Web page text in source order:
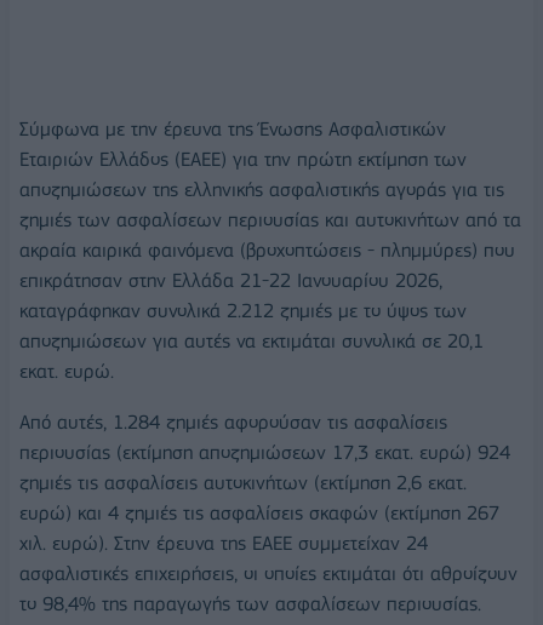
Σύμφωνα με την έρευνα της Ένωσης Ασφαλιστικών
Εταιριών Ελλάδος (ΕΑΕΕ) για την πρώτη εκτίμηση των
αποζημιώσεων της ελληνικής ασφαλιστικής αγοράς για τις
ζημιές των ασφαλίσεων περιουσίας και αυτοκινήτων από τα
ακραία καιρικά φαινόμενα (βροχοπτώσεις - πλημμύρες) που
επικράτησαν στην Ελλάδα 21-22 Ιανουαρίου 2026,
καταγράφηκαν συνολικά 2.212 ζημιές με το ύψος των
αποζημιώσεων για αυτές να εκτιμάται συνολικά σε 20,1
εκατ. ευρώ.
Από αυτές, 1.284 ζημιές αφορούσαν τις ασφαλίσεις
περιουσίας (εκτίμηση αποζημιώσεων 17,3 εκατ. ευρώ) 924
ζημιές τις ασφαλίσεις αυτοκινήτων (εκτίμηση 2,6 εκατ.
ευρώ) και 4 ζημιές τις ασφαλίσεις σκαφών (εκτίμηση 267
χιλ. ευρώ). Στην έρευνα της ΕΑΕΕ συμμετείχαν 24
ασφαλιστικές επιχειρήσεις, οι οποίες εκτιμάται ότι αθροίζουν
το 98,4% της παραγωγής των ασφαλίσεων περιουσίας.